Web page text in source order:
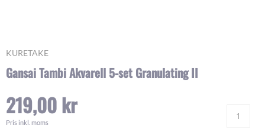
KURETAKE
Gansai Tambi Akvarell 5-set Granulating II
219,00 kr
Pris inkl. moms
Skip
the
of
the
images